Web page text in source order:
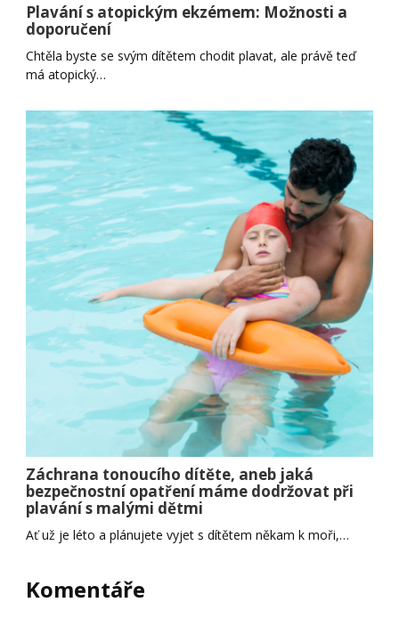
Plavání s atopickým ekzémem: Možnosti a
doporučení
Chtěla byste se svým dítětem chodit plavat, ale právě teď
má atopický…
Záchrana tonoucího dítěte, aneb jaká
bezpečnostní opatření máme dodržovat při
plavání s malými dětmi
Ať už je léto a plánujete vyjet s dítětem někam k moři,…
Komentáře